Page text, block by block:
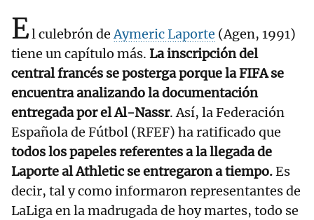
El culebrón deAymeric Laporte (Agen, 1991)
tiene un capítulo más. La inscripción del
central francés se posterga porque la FIFA se
encuentra analizando la documentación
entregada por el Al-Nassr. Así, la Federación
Española de Fútbol (RFEF) ha ratificado que
todos los papeles referentes a la llegada de
Laporte al Athletic se entregaron a tiempo.Es
decir, tal y como informaron representantes de
LaLiga en la madrugada de hoy martes, todo se